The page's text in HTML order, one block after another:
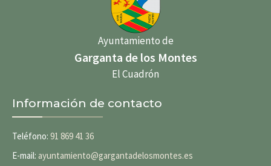
Ayuntamiento de
Garganta de los Montes
El Cuadrón
Información de contacto
Teléfono: 91 869 41 36
E-mail: ayuntamiento@gargantadelosmontes.es